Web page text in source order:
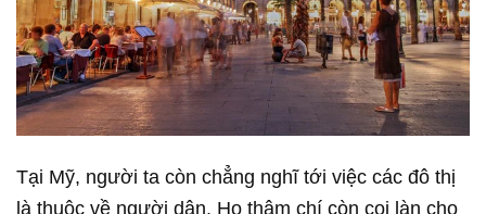
Tại Mỹ, người ta còn chẳng nghĩ tới việc các đô thị
là thuộc về người dân. Họ thậm chí còn coi làn cho